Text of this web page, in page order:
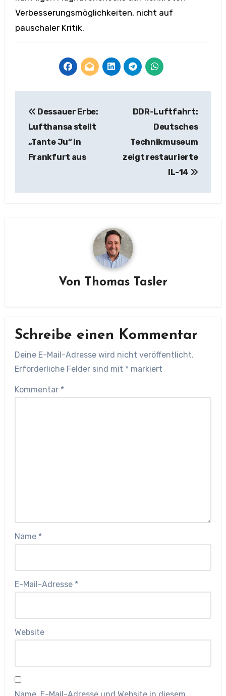
Verbesserungsmöglichkeiten, nicht auf
pauschaler Kritik.
Dessauer Erbe:
Lufthansa stellt
„Tante Ju“ in
Frankfurt aus
DDR-Luftfahrt:
Deutsches
Technikmuseum
zeigt restaurierte
IL-14
Von Thomas Tasler
Schreibe einen Kommentar
Deine E-Mail-Adresse wird nicht veröffentlicht.
Erforderliche Felder sind mit * markiert
Kommentar *
Name *
E-Mail-Adresse *
Website
Name, E-Mail-Adresse und Website in diesem